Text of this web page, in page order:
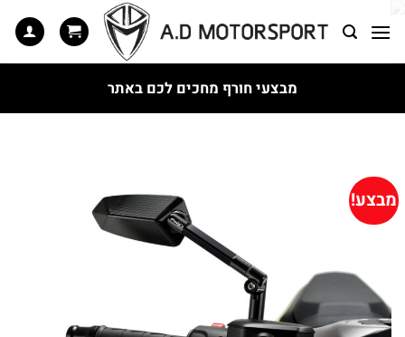
מבצעי חורף מחכים לכם באתר
מבצע!